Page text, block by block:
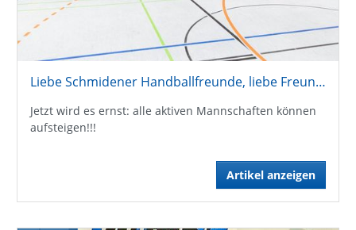
Liebe Schmidener Handballfreunde, liebe Freundeskreismitglieder !
Jetzt wird es ernst: alle aktiven Mannschaften können
aufsteigen!!!
Artikel anzeigen